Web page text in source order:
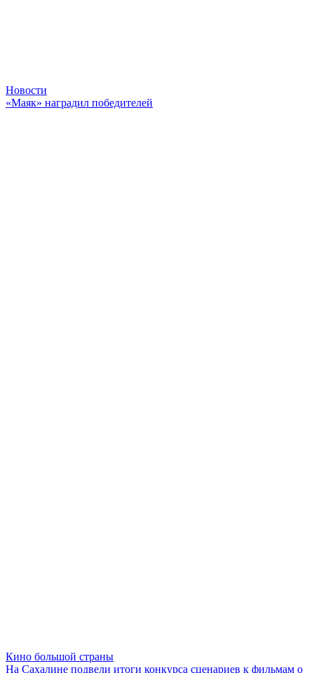
Новости
«Маяк» наградил победителей
Кино большой страны
На Сахалине подвели итоги конкурса сценариев к фильмам о